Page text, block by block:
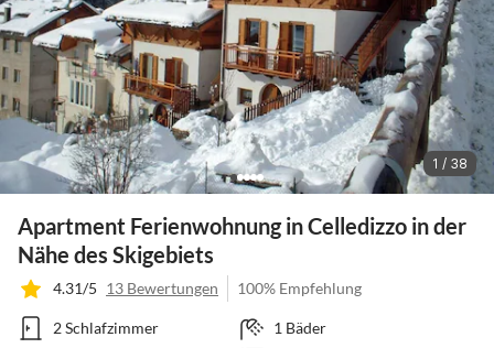
1 / 38
Apartment Ferienwohnung in Celledizzo in der
Nähe des Skigebiets
4.31/5 13 Bewertungen 100% Empfehlung
2 Schlafzimmer
1 Bäder